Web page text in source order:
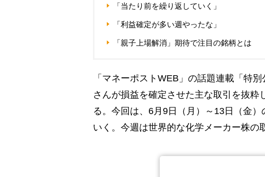
「当たり前を繰り返していく」
「利益確定が多い週やったな」
「親子上場解消」期待で注目の銘柄とは
「マネーポストWEB」の話題連載「特
さんが損益を確定させた主な取引を抜
る。今回は、6月9日（月）～13日（金
いく。今週は世界的な化学メーカー株の